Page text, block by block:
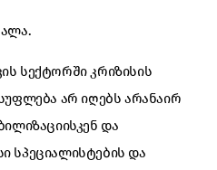
სექტორში კრიზისის
არ იღებს არანაირ
და
სპეციალისტების და